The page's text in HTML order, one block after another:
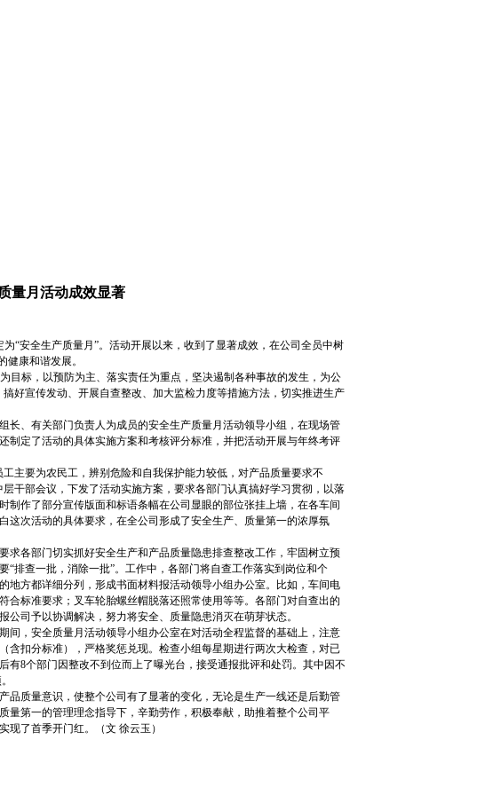
量月活动成效显著
安全生产质量月”。活动开展以来，收到了显著成效，在公司全员中树
健康和谐发展。
标，以预防为主、落实责任为重点，坚决遏制各种事故的发生，为公
好宣传发动、开展自查整改、加大监检力度等措施方法，切实推进生产
、有关部门负责人为成员的安全生产质量月活动领导小组，在现场管
定了活动的具体实施方案和考核评分标准，并把活动开展与年终考评
要为农民工，辨别危险和自我保护能力较低，对产品质量要求不
干部会议，下发了活动实施方案，要求各部门认真搞好学习贯彻，以落
作了部分宣传版面和标语条幅在公司显眼的部位张挂上墙，在各车间
这次活动的具体要求，在全公司形成了安全生产、质量第一的浓厚氛
各部门切实抓好安全生产和产品质量隐患排查整改工作，牢固树立预
排查一批，消除一批”。工作中，各部门将自查工作落实到岗位和个
地方都详细分列，形成书面材料报活动领导小组办公室。比如，车间电
标准要求；叉车轮胎螺丝帽脱落还照常使用等等。各部门对自查出的
司予以协调解决，努力将安全、质量隐患消灭在萌芽状态。
，安全质量月活动领导小组办公室在对活动全程监督的基础上，注意
含扣分标准），严格奖惩兑现。检查小组每星期进行两次大检查，对已
8个部门因整改不到位而上了曝光台，接受通报批评和处罚。其中因不
质量意识，使整个公司有了显著的变化，无论是生产一线还是后勤管
量第一的管理理念指导下，辛勤劳作，积极奉献，助推着整个公司平
现了首季开门红。（文 徐云玉）